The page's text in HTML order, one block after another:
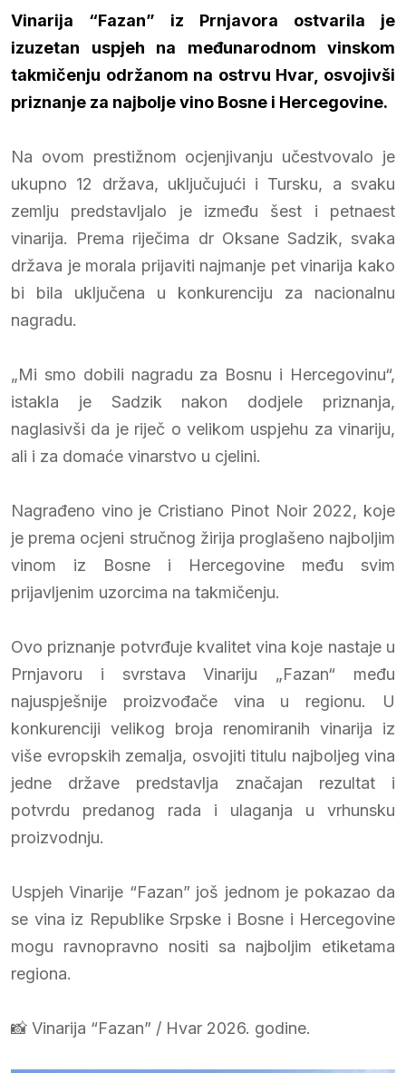
Vinarija “Fazan” iz Prnjavora ostvarila je
izuzetan uspjeh na međunarodnom vinskom
takmičenju održanom na ostrvu Hvar, osvojivši
priznanje za najbolje vino Bosne i Hercegovine.
Na ovom prestižnom ocjenjivanju učestvovalo je
ukupno 12 država, uključujući i Tursku, a svaku
zemlju predstavljalo je između šest i petnaest
vinarija. Prema riječima dr Oksane Sadzik, svaka
država je morala prijaviti najmanje pet vinarija kako
bi bila uključena u konkurenciju za nacionalnu
nagradu.
„Mi smo dobili nagradu za Bosnu i Hercegovinu“,
istakla je Sadzik nakon dodjele priznanja,
naglasivši da je riječ o velikom uspjehu za vinariju,
ali i za domaće vinarstvo u cjelini.
Nagrađeno vino je Cristiano Pinot Noir 2022, koje
je prema ocjeni stručnog žirija proglašeno najboljim
vinom iz Bosne i Hercegovine među svim
prijavljenim uzorcima na takmičenju.
Ovo priznanje potvrđuje kvalitet vina koje nastaje u
Prnjavoru i svrstava Vinariju „Fazan“ među
najuspješnije proizvođače vina u regionu. U
konkurenciji velikog broja renomiranih vinarija iz
više evropskih zemalja, osvojiti titulu najboljeg vina
jedne države predstavlja značajan rezultat i
potvrdu predanog rada i ulaganja u vrhunsku
proizvodnju.
Uspjeh Vinarije “Fazan” još jednom je pokazao da
se vina iz Republike Srpske i Bosne i Hercegovine
mogu ravnopravno nositi sa najboljim etiketama
regiona.
📸 Vinarija “Fazan” / Hvar 2026. godine.